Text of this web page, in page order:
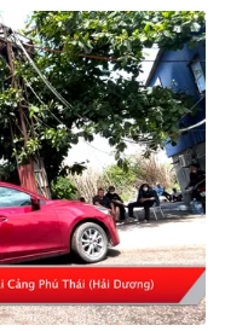
video
thao
sản
Việt
mình bằng AI